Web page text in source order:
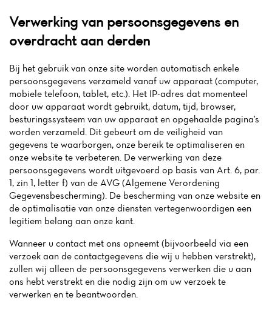
Verwerking van persoonsgegevens en
overdracht aan derden
Bij het gebruik van onze site worden automatisch enkele
persoonsgegevens verzameld vanaf uw apparaat (computer,
mobiele telefoon, tablet, etc.). Het IP-adres dat momenteel
door uw apparaat wordt gebruikt, datum, tijd, browser,
besturingssysteem van uw apparaat en opgehaalde pagina's
worden verzameld. Dit gebeurt om de veiligheid van
gegevens te waarborgen, onze bereik te optimaliseren en
onze website te verbeteren. De verwerking van deze
persoonsgegevens wordt uitgevoerd op basis van Art. 6, par.
1, zin 1, letter f) van de AVG (Algemene Verordening
Gegevensbescherming). De bescherming van onze website en
de optimalisatie van onze diensten vertegenwoordigen een
legitiem belang aan onze kant.
Wanneer u contact met ons opneemt (bijvoorbeeld via een
verzoek aan de contactgegevens die wij u hebben verstrekt),
zullen wij alleen de persoonsgegevens verwerken die u aan
ons hebt verstrekt en die nodig zijn om uw verzoek te
verwerken en te beantwoorden.